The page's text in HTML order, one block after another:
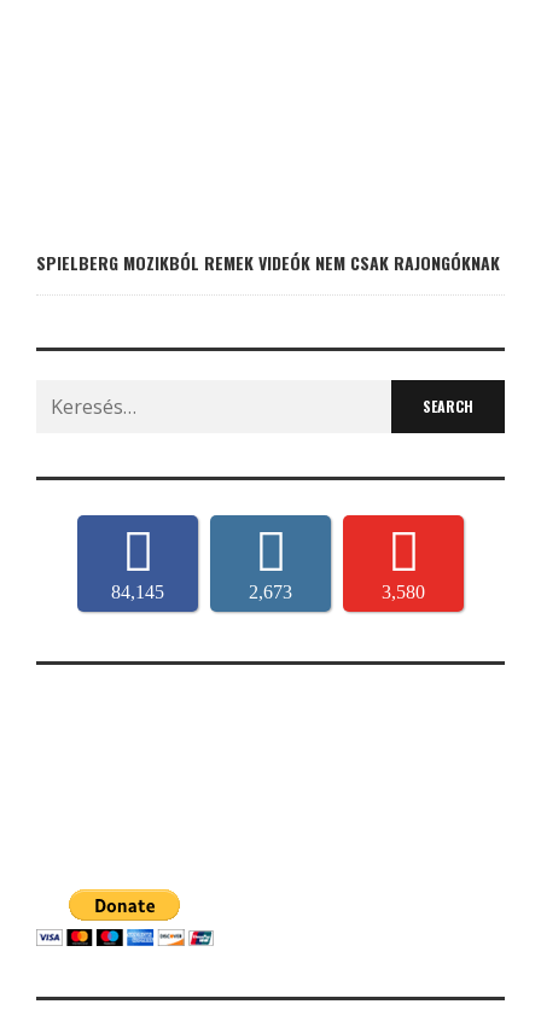
SPIELBERG MOZIKBÓL REMEK VIDEÓK NEM CSAK RAJONGÓKNAK
Search
for:
84,145 2,673 3,580